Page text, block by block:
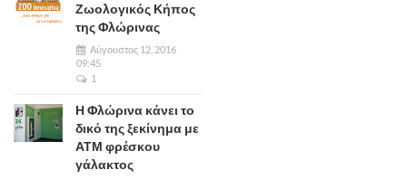
Ζωολογικός Κήπος
της Φλώρινας
Αύγουστος 12, 2016
09:45
1
Η Φλώρινα κάνει το
δικό της ξεκίνημα με
ΑΤΜ φρέσκου
γάλακτος